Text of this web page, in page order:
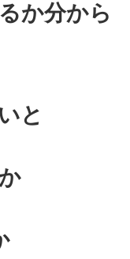
か分から
と